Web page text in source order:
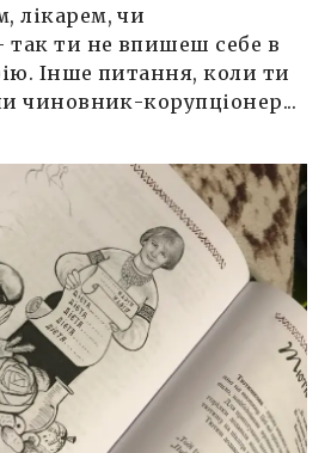
лікарем, чи
ти не впишеш себе в
Інше питання, коли ти
чиновник-корупціонер...